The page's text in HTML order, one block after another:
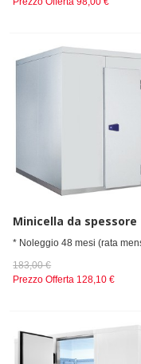
* Noleggio 48 mesi (rata
183,00 €
Prezzo Offerta 128,10 €